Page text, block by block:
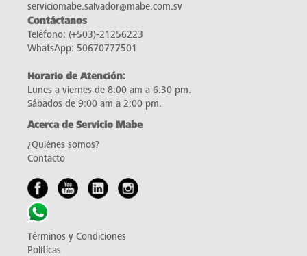
serviciomabe.salvador@mabe.com.sv
Contáctanos
Teléfono: (+503)-21256223
WhatsApp: 50670777501
Horario de Atención:
Lunes a viernes de 8:00 am a 6:30 pm.
Sábados de 9:00 am a 2:00 pm.
Acerca de Servicio Mabe
¿Quiénes somos?
Contacto
Términos y Condiciones
Políticas